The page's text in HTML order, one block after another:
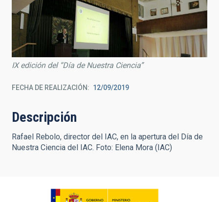
IX edición del “Día de Nuestra Ciencia”
FECHA DE REALIZACIÓN 12/09/2019
Descripción
Rafael Rebolo, director del IAC, en la apertura del Día de
Nuestra Ciencia del IAC. Foto: Elena Mora (IAC)